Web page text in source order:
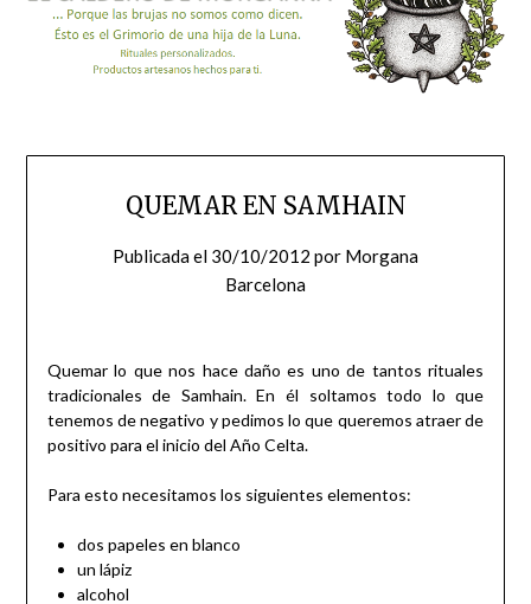
QUEMAR EN SAMHAIN
Publicada el 30/10/2012 por Morgana
Barcelona
Quemar lo que nos hace daño es uno de tantos rituales
tradicionales de Samhain. En él soltamos todo lo que
tenemos de negativo y pedimos lo que queremos atraer de
positivo para el inicio del Año Celta.
Para esto necesitamos los siguientes elementos:
dos papeles en blanco
un lápiz
alcohol